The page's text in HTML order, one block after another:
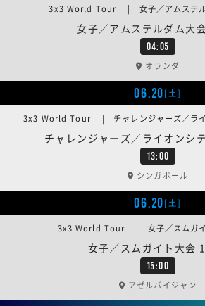
04:05
女子／アムステルダム大
3x3 World Tour | 女子／アムステル
オランダ
06.20[土]
13:00
チャレンジャーズ／ライオンシ
3x3 World Tour | チャレンジャーズ／ライ
シンガポール
06.20[土]
15:00
女子／スムガイト大会
3x3 World Tour | 女子／スムガイ
アゼルバイジャン